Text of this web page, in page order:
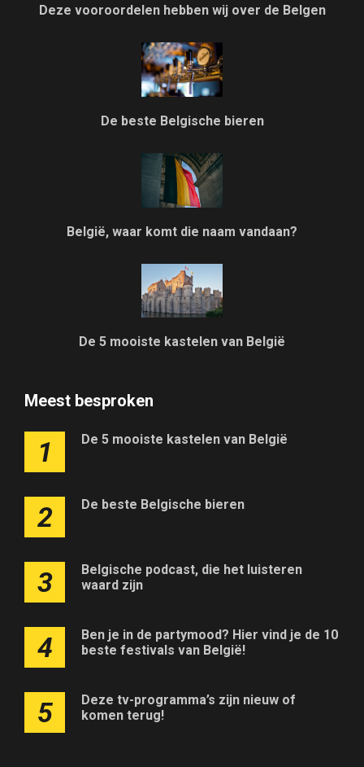
Deze vooroordelen hebben wij over de Belgen
De beste Belgische bieren
België, waar komt die naam vandaan?
De 5 mooiste kastelen van België
Meest besproken
1 De 5 mooiste kastelen van België
2 De beste Belgische bieren
3
Belgische podcast, die het luisteren
waard zijn
4
Ben je in de partymood? Hier vind je de 10
beste festivals van België!
5
Deze tv-programma’s zijn nieuw of
komen terug!